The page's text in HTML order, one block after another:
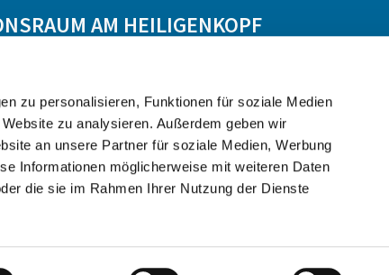
zu personalisieren, Funktionen für soziale Medien
zu analysieren. Außerdem geben wir
an unsere Partner für soziale Medien, Werbung
Informationen möglicherweise mit weiteren Daten
die sie im Rahmen Ihrer Nutzung der Dienste
AM HEILIGENKOPF